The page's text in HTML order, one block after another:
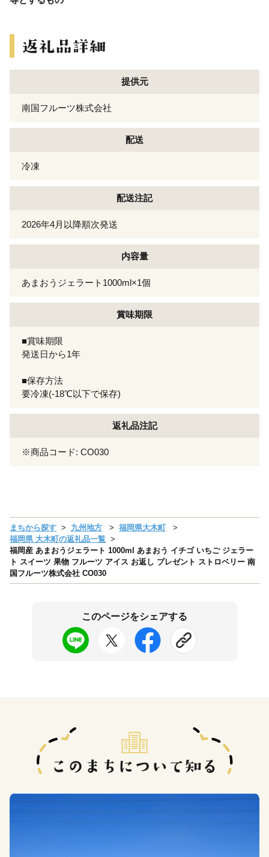
提供元
南国フルーツ株式会社
配送
冷凍
配送注記
2026年4月以降順次発送
内容量
あまおうジェラート1000ml×1個
賞味期限
■賞味期限
発送日から1年
■保存方法
要冷凍(-18℃以下で保存)
返礼品注記
※商品コード: CO030
まちから探す 九州地方
福岡県大木町
福岡県 大木町の返礼品一覧
福岡産 あまおうジェラート 1000ml あまおう イチゴ いちご ジェラー
ト スイーツ 果物 フルーツ アイス お返し プレゼント ストロベリー 南
国フルーツ株式会社 CO030
このページをシェアする